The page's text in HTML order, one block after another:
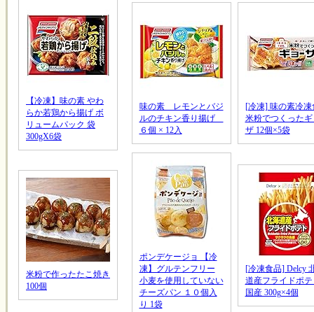
【冷凍】味の素 やわ
らか若鶏から揚げ ボ
リュームパック 袋
300gX6袋
味の素 レモンとバジ
ルのチキン香り揚げ
６個 × 12入
[冷凍] 味の素冷凍
米粉でつくったギ
ザ 12個×5袋
米粉で作ったたこ焼き
100個
ポンデケージョ 【冷
凍】グルテンフリー
小麦を使用していない
チーズパン １０個入
り 1袋
[冷凍食品] Delcy
道産フライドポテ
国産 300g×4個